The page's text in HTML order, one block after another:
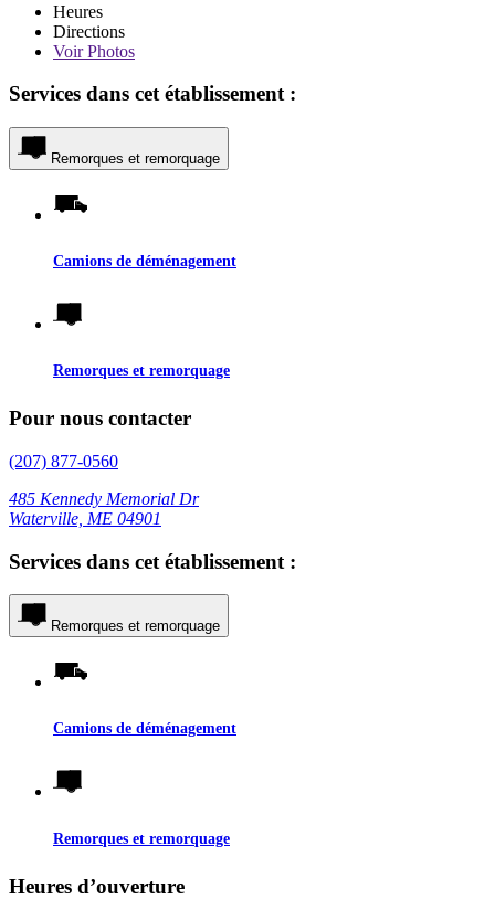
Heures
Directions
VoirPhotos
Services dans cet établissement :
Remorques et remorquage
Camions de déménagement
Remorques et remorquage
Pour nous contacter
(207) 877-0560
485 Kennedy Memorial Dr
Waterville, ME 04901
Services dans cet établissement :
Remorques et remorquage
Camions de déménagement
Remorques et remorquage
Heures d’ouverture